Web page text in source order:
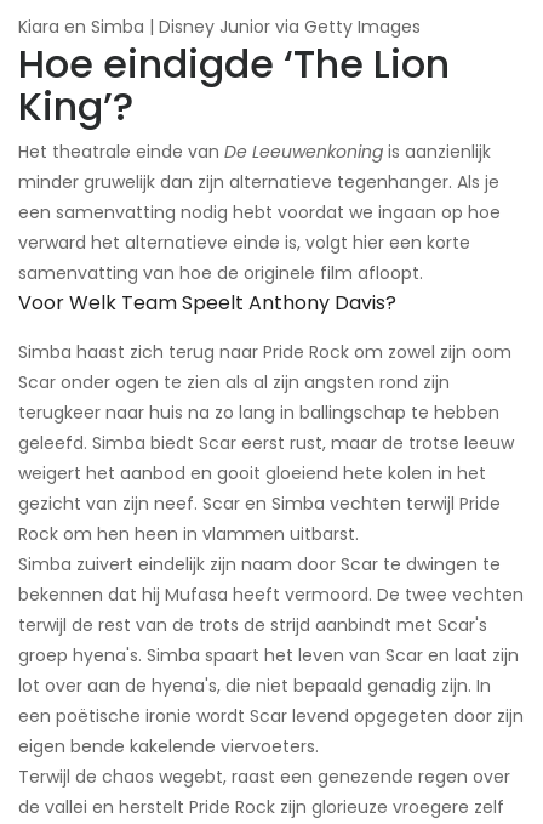
Kiara en Simba | Disney Junior via Getty Images
Hoe eindigde ‘The Lion
King’?
Het theatrale einde van De Leeuwenkoning is aanzienlijk
minder gruwelijk dan zijn alternatieve tegenhanger. Als je
een samenvatting nodig hebt voordat we ingaan op hoe
verward het alternatieve einde is, volgt hier een korte
samenvatting van hoe de originele film afloopt.
Voor Welk Team Speelt Anthony Davis?
Simba haast zich terug naar Pride Rock om zowel zijn oom
Scar onder ogen te zien als al zijn angsten rond zijn
terugkeer naar huis na zo lang in ballingschap te hebben
geleefd. Simba biedt Scar eerst rust, maar de trotse leeuw
weigert het aanbod en gooit gloeiend hete kolen in het
gezicht van zijn neef. Scar en Simba vechten terwijl Pride
Rock om hen heen in vlammen uitbarst.
Simba zuivert eindelijk zijn naam door Scar te dwingen te
bekennen dat hij Mufasa heeft vermoord. De twee vechten
terwijl de rest van de trots de strijd aanbindt met Scar's
groep hyena's. Simba spaart het leven van Scar en laat zijn
lot over aan de hyena's, die niet bepaald genadig zijn. In
een poëtische ironie wordt Scar levend opgegeten door zijn
eigen bende kakelende viervoeters.
Terwijl de chaos wegebt, raast een genezende regen over
de vallei en herstelt Pride Rock zijn glorieuze vroegere zelf